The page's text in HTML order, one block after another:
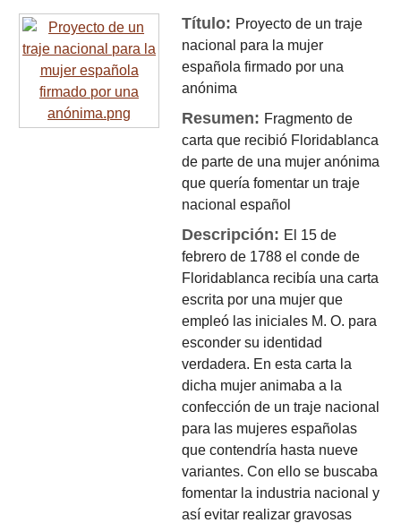
Título: Proyecto de un traje
nacional para la mujer
española firmado por una
anónima
Resumen: Fragmento de
carta que recibió Floridablanca
de parte de una mujer anónima
que quería fomentar un traje
nacional español
Descripción: El 15 de
febrero de 1788 el conde de
Floridablanca recibía una carta
escrita por una mujer que
empleó las iniciales M. O. para
esconder su identidad
verdadera. En esta carta la
dicha mujer animaba a la
confección de un traje nacional
para las mujeres españolas
que contendría hasta nueve
variantes. Con ello se buscaba
fomentar la industria nacional y
así evitar realizar gravosas